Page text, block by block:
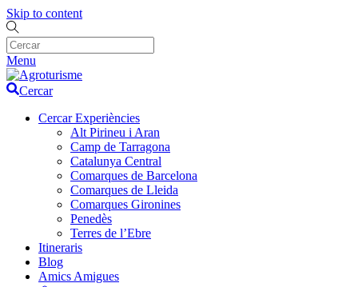
Skip to content
Menu
Cercar
Cercar Experiències
Alt Pirineu i Aran
Camp de Tarragona
Catalunya Central
Comarques de Barcelona
Comarques de Lleida
Comarques Gironines
Penedès
Terres de l’Ebre
Itineraris
Blog
Amics Amigues